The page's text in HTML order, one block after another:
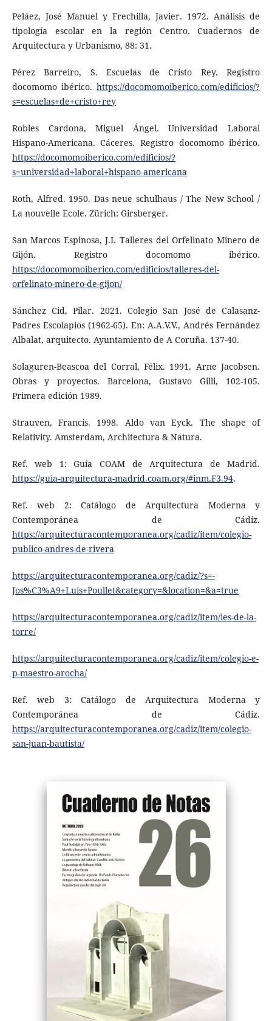
Peláez, José Manuel y Frechilla, Javier. 1972. Análisis de
tipología escolar en la región Centro. Cuadernos de
Arquitectura y Urbanismo, 88: 31.
Pérez Barreiro, S. Escuelas de Cristo Rey. Registro
docomomo ibérico.https://docomomoiberico.com/edificios/?
s=escuelas+de+cristo+rey
Robles Cardona, Miguel Ángel. Universidad Laboral
Hispano-Americana. Cáceres. Registro docomomo ibérico.
https://docomomoiberico.com/edificios/?
s=universidad+laboral+hispano-americana
Roth, Alfred. 1950. Das neue schulhaus / The New School /
La nouvelle Ecole. Zürich: Girsberger.
San Marcos Espinosa, J.I. Talleres del Orfelinato Minero de
Gijón. Registro docomomo ibérico.
https://docomomoiberico.com/edificios/talleres-del-
orfelinato-minero-de-gijon/
Sánchez Cid, Pilar. 2021. Colegio San José de Calasanz-
Padres Escolapios (1962-65). En: A.A.V.V., Andrés Fernández
Albalat, arquitecto. Ayuntamiento de A Coruña. 137-40.
Solaguren-Beascoa del Corral, Félix. 1991. Arne Jacobsen.
Obras y proyectos. Barcelona, Gustavo Gilli, 102-105.
Primera edición 1989.
Strauven, Francis. 1998. Aldo van Eyck. The shape of
Relativity. Amsterdam, Architectura & Natura.
Ref. web 1: Guía COAM de Arquitectura de Madrid.
https://guia-arquitectura-madrid.coam.org/#inm.F3.94.
Ref. web 2: Catálogo de Arquitectura Moderna y
Contemporánea de Cádiz.
https://arquitecturacontemporanea.org/cadiz/item/colegio-
publico-andres-de-rivera
https://arquitecturacontemporanea.org/cadiz/?s=-
Jos%C3%A9+Luis+Poullet&category=&location=&a=true
https://arquitecturacontemporanea.org/cadiz/item/ies-de-la-
torre/
https://arquitecturacontemporanea.org/cadiz/item/colegio-e-
p-maestro-arocha/
Ref. web 3: Catálogo de Arquitectura Moderna y
Contemporánea de Cádiz.
https://arquitecturacontemporanea.org/cadiz/item/colegio-
san-juan-bautista/